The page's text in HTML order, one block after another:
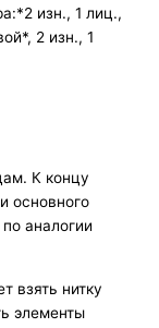
изн., 1 лиц.,
2 изн., 1
К концу
основного
аналогии
взять нитку
элементы